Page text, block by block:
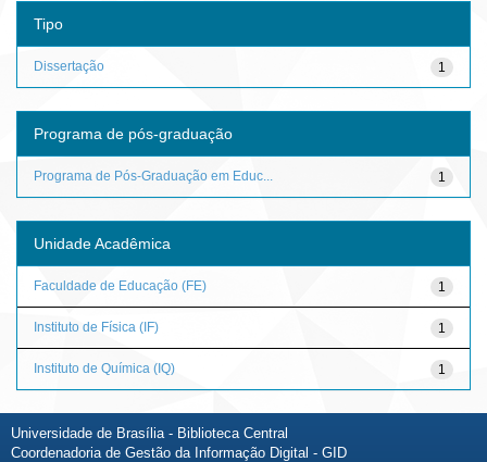
Tipo
1
Dissertação
Programa de pós-graduação
1
Programa de Pós-Graduação em Educ...
Unidade Acadêmica
1
Faculdade de Educação (FE)
1
Instituto de Física (IF)
1
Instituto de Química (IQ)
Universidade de Brasília - Biblioteca Central
Coordenadoria de Gestão da Informação Digital - GID